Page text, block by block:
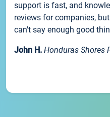
support is fast, and
reviews for companies,
can't say enough good
John H. Honduras Shores